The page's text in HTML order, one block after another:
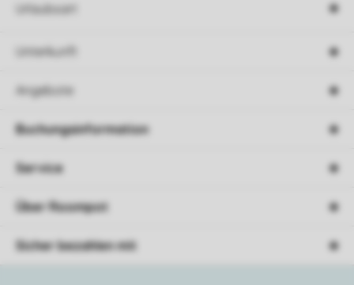
Urlaubsart
Unterkunft
Angebote
Buchungsinformation
Service
Über Roompot
Sicher bezahlen mit